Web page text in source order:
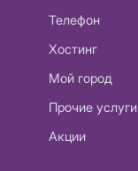
Телефон
Хостинг
Мой город
Прочие услуги
Акции